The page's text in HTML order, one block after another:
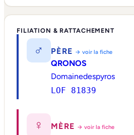
FILIATION & RATTACHEMENT
♂ PÈRE → voir la fiche
QRONOS
Domainedespyros
LOF 81839
♀ MÈRE → voir la fiche